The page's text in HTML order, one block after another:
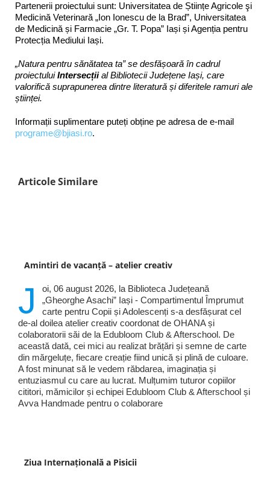
Partenerii proiectului sunt: Universitatea de Științe Agricole şi
Medicină Veterinară „Ion Ionescu de la Brad”, Universitatea
de Medicină și Farmacie „Gr. T. Popa” Iași și Agenția pentru
Protecția Mediului Iași.
„Natura pentru sănătatea ta” se desfășoară în cadrul
proiectuluiIntersecțiial Bibliotecii Județene Iași, care
valorifică suprapunerea dintre literatură și diferitele ramuri ale
științei.
Informații suplimentare puteți obține pe adresa de e-mail
programe@bjiasi.ro.
Articole Similare
Amintiri de vacanță – atelier creativ
J
oi, 06 august 2026, la Biblioteca Județeană
„Gheorghe Asachi” Iași - Compartimentul Împrumut
carte pentru Copii și Adolescenți s-a desfășurat cel
de-al doilea atelier creativ coordonat de OHANA și
colaboratorii săi de la Edubloom Club & Afterschool. De
această dată, cei mici au realizat brățări și semne de carte
din mărgeluțe, fiecare creație fiind unică și plină de culoare.
A fost minunat să le vedem răbdarea, imaginația și
entuziasmul cu care au lucrat. Mulțumim tuturor copiilor
cititori, mămicilor și echipei Edubloom Club & Afterschool și
Avva Handmade pentru o colaborare
Ziua Internațională a Pisicii